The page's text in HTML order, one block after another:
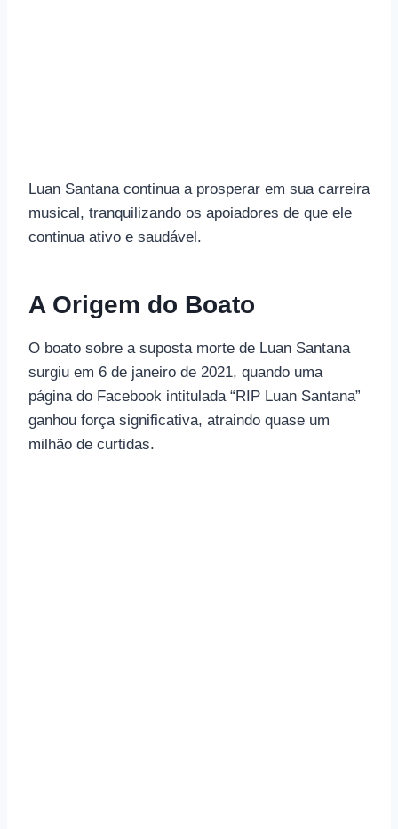
Luan Santana continua a prosperar em sua carreira
musical, tranquilizando os apoiadores de que ele
continua ativo e saudável.
A Origem do Boato
O boato sobre a suposta morte de Luan Santana
surgiu em 6 de janeiro de 2021, quando uma
página do Facebook intitulada “RIP Luan Santana”
ganhou força significativa, atraindo quase um
milhão de curtidas.